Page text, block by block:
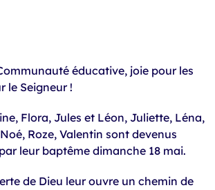
éducative, joie pour les
le Seigneur !
Flora, Jules et Léon, Juliette, Léna,
Roze, Valentin sont devenus
leur baptême dimanche 18 mai.
de Dieu leur ouvre un chemin de